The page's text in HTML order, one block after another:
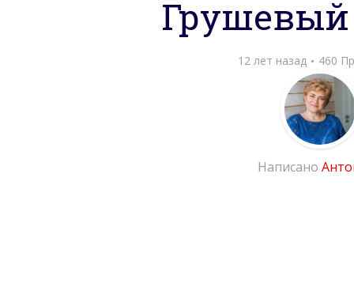
Грушевый
12 лет назад 460
Написано